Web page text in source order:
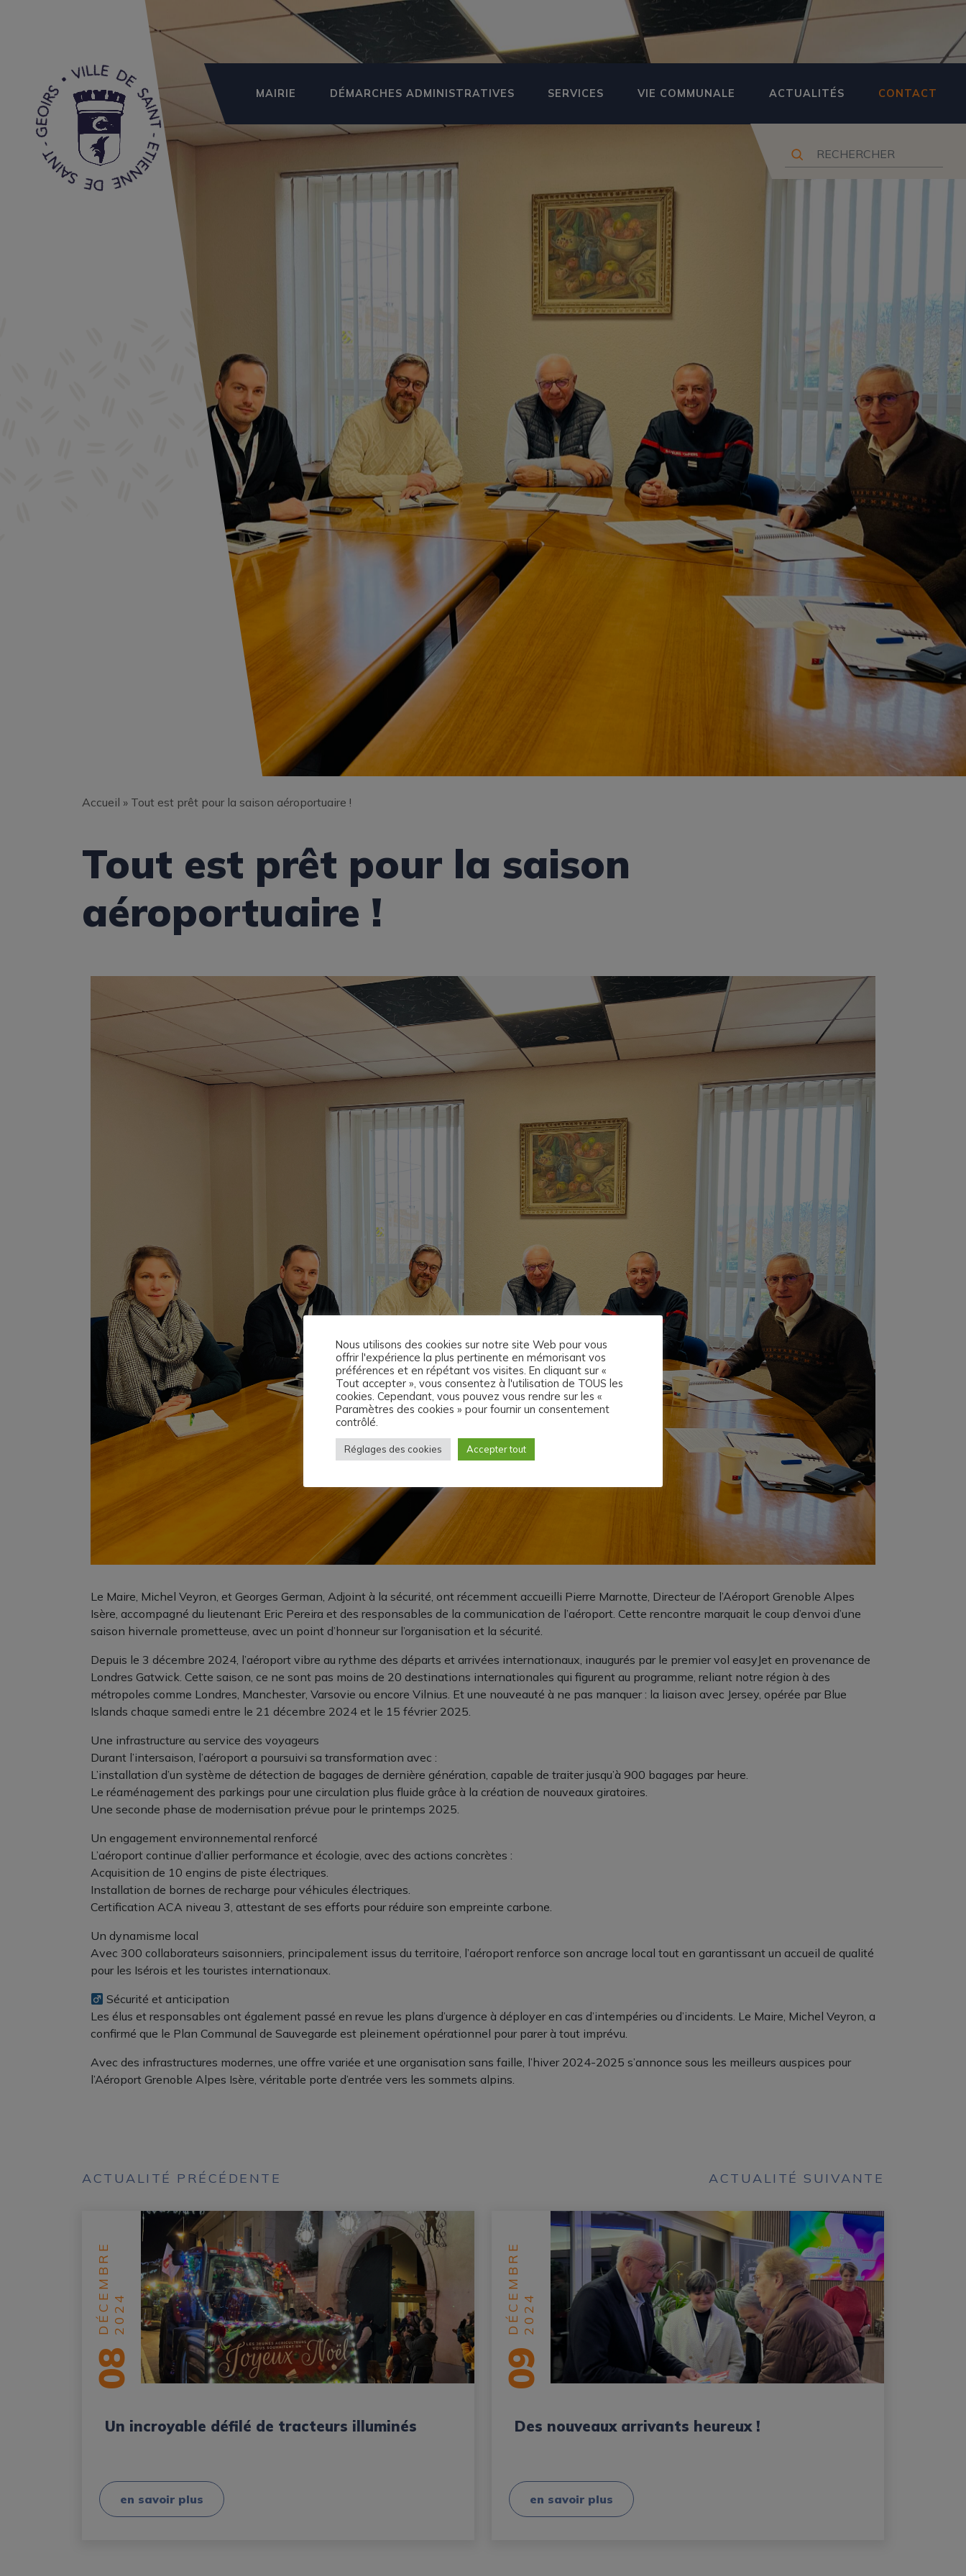
MAIRIE DÉMARCHES ADMINISTRATIVES SERVICES VIE COMMUNALE ACTUALITÉS CONTACT
Accueil » Tout est prêt pour la saison aéroportuaire !
Tout est prêt pour la saison
aéroportuaire !
Le Maire, Michel Veyron, et Georges German, Adjoint à la sécurité, ont récemment accueilli Pierre Marnotte, Directeur de l’Aéroport Grenoble Alpes
Isère, accompagné du lieutenant Eric Pereira et des responsables de la communication de l’aéroport. Cette rencontre marquait le coup d’envoi d’une
saison hivernale prometteuse, avec un point d’honneur sur l’organisation et la sécurité.
Depuis le 3 décembre 2024, l’aéroport vibre au rythme des départs et arrivées internationaux, inaugurés par le premier vol easyJet en provenance de
Londres Gatwick. Cette saison, ce ne sont pas moins de 20 destinations internationales qui figurent au programme, reliant notre région à des
métropoles comme Londres, Manchester, Varsovie ou encore Vilnius. Et une nouveauté à ne pas manquer : la liaison avec Jersey, opérée par Blue
Islands chaque samedi entre le 21 décembre 2024 et le 15 février 2025.
Une infrastructure au service des voyageurs
Durant l’intersaison, l’aéroport a poursuivi sa transformation avec :
L’installation d’un système de détection de bagages de dernière génération, capable de traiter jusqu’à 900 bagages par heure.
Le réaménagement des parkings pour une circulation plus fluide grâce à la création de nouveaux giratoires.
Une seconde phase de modernisation prévue pour le printemps 2025.
Un engagement environnemental renforcé
L’aéroport continue d’allier performance et écologie, avec des actions concrètes :
Acquisition de 10 engins de piste électriques.
Installation de bornes de recharge pour véhicules électriques.
Certification ACA niveau 3, attestant de ses efforts pour réduire son empreinte carbone.
Un dynamisme local
Avec 300 collaborateurs saisonniers, principalement issus du territoire, l’aéroport renforce son ancrage local tout en garantissant un accueil de qualité
pour les Isérois et les touristes internationaux.
Sécurité et anticipation
Les élus et responsables ont également passé en revue les plans d’urgence à déployer en cas d’intempéries ou d’incidents. Le Maire, Michel Veyron, a
confirmé que le Plan Communal de Sauvegarde est pleinement opérationnel pour parer à tout imprévu.
Avec des infrastructures modernes, une offre variée et une organisation sans faille, l’hiver 2024-2025 s’annonce sous les meilleurs auspices pour
l’Aéroport Grenoble Alpes Isère, véritable porte d’entrée vers les sommets alpins. ️
ACTUALITÉ PRÉCÉDENTE
08
DÉCEMBRE2024
Un incroyable défilé de tracteurs illuminés
en savoir plus
ACTUALITÉ SUIVANTE
09
DÉCEMBRE2024
Des nouveaux arrivants heureux !
en savoir plus
Nous utilisons des cookies sur notre site Web pour vous
offrir l'expérience la plus pertinente en mémorisant vos
préférences et en répétant vos visites. En cliquant sur «
Tout accepter », vous consentez à l'utilisation de TOUS les
cookies. Cependant, vous pouvez vous rendre sur les «
Paramètres des cookies » pour fournir un consentement
contrôlé.
Réglages des cookies Accepter tout